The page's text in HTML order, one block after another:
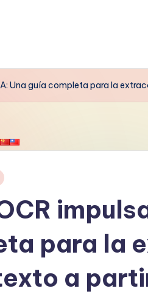
Una guía completa para la
para la
a